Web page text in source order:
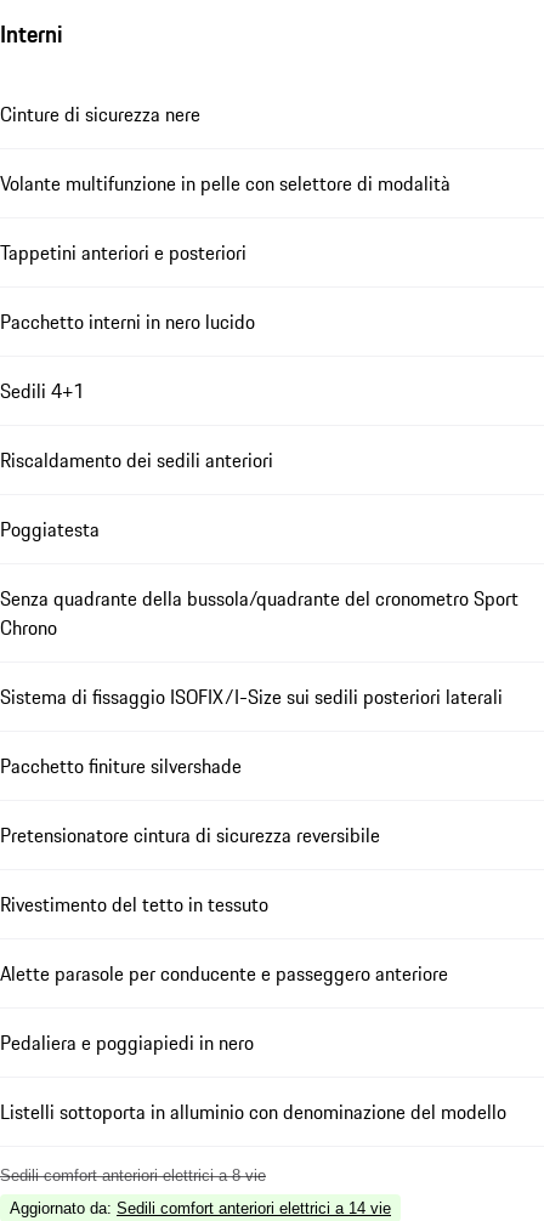
Interni
Cinture di sicurezza nere
Volante multifunzione in pelle con selettore di modalità
Tappetini anteriori e posteriori
Pacchetto interni in nero lucido
Sedili 4+1
Riscaldamento dei sedili anteriori
Poggiatesta
Senza quadrante della bussola/quadrante del cronometro Sport
Chrono
Sistema di fissaggio ISOFIX/I-Size sui sedili posteriori laterali
Pacchetto finiture silvershade
Pretensionatore cintura di sicurezza reversibile
Rivestimento del tetto in tessuto
Alette parasole per conducente e passeggero anteriore
Pedaliera e poggiapiedi in nero
Listelli sottoporta in alluminio con denominazione del modello
Sedili comfort anteriori elettrici a 8 vie
Aggiornato da: Sedili comfort anteriori elettrici a 14 vie